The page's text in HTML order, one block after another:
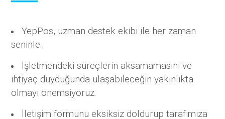
YepPos, uzman destek ekibi ile her zaman
seninle.
İşletmendeki süreçlerin aksamamasını ve
ihtiyaç duyduğunda ulaşabileceğin yakınlıkta
olmayı önemsiyoruz.
İletişim formunu eksiksiz doldurup tarafımıza